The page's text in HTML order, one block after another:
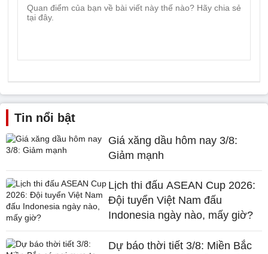
Tin nổi bật
Giá xăng dầu hôm nay 3/8:
Giảm mạnh
Lịch thi đấu ASEAN Cup 2026:
Đội tuyển Việt Nam đấu
Indonesia ngày nào, mấy giờ?
Dự báo thời tiết 3/8: Miền Bắc